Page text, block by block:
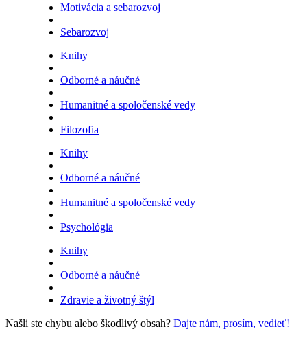
Motivácia a sebarozvoj
Sebarozvoj
Knihy
Odborné a náučné
Humanitné a spoločenské vedy
Filozofia
Knihy
Odborné a náučné
Humanitné a spoločenské vedy
Psychológia
Knihy
Odborné a náučné
Zdravie a životný štýl
Našli ste chybu alebo škodlivý obsah? Dajte nám, prosím, vedieť!